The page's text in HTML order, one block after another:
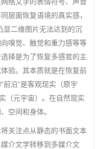
层面恢复语境的真实感，
显二维图片无法达到的沉
嗅觉、触觉和重力感等等
择是为了恢复多感官的主
验。其本质就是在恢复前
沿”是客观现实（原宇
（元宇宙）。在自然现实
空间和身体。
关注点从静态的书面文本
介文学转移到多媒介文